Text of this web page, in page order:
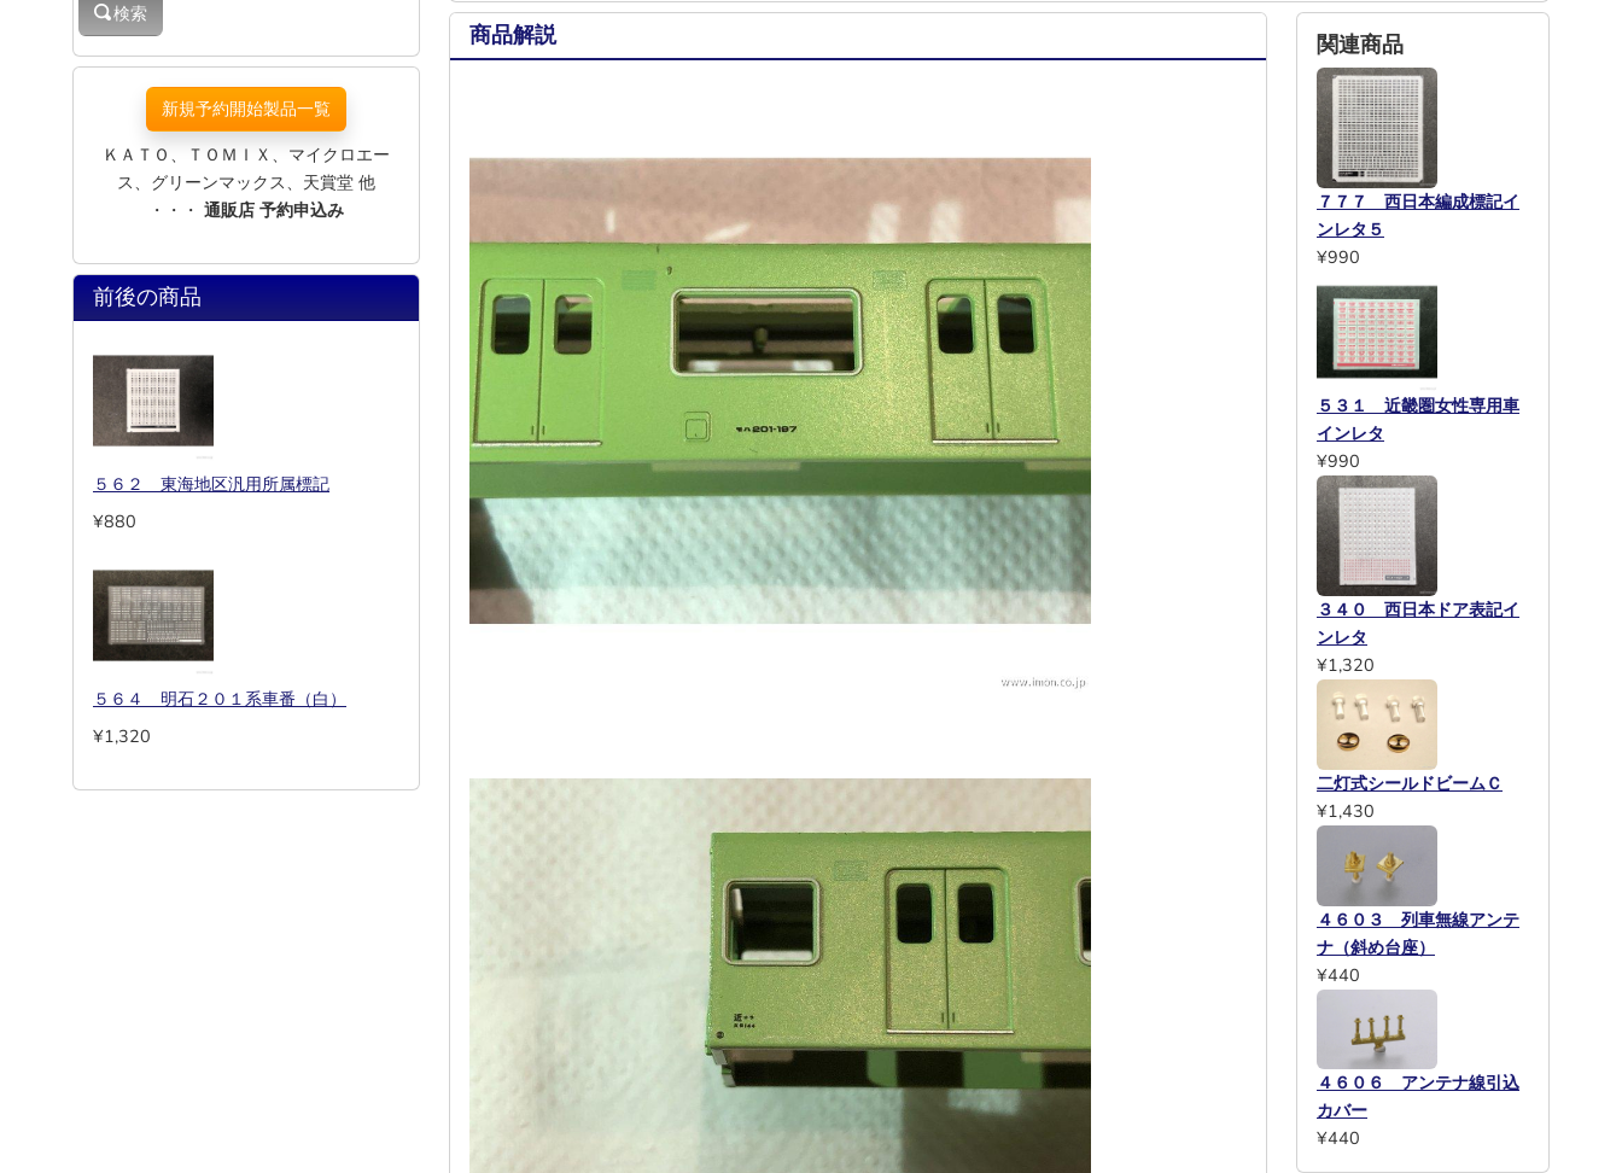
商品解説 関連商品
７７７ 西日本編成標記イ
ンレタ５
¥990
５３１ 近畿圏女性専用車
インレタ
¥990
３４０ 西日本ドア表記イ
ンレタ
¥1,320
二灯式シールドビームＣ
¥1,430
４６０３ 列車無線アンテ
ナ（斜め台座）
¥440
４６０６ アンテナ線引込
カバー
¥440
検索
新規予約開始製品一覧
ＫＡＴＯ、ＴＯＭＩＸ、マイクロエー
ス、グリーンマックス、天賞堂 他
・・・ 通販店 予約申込み
前後の商品
５６２ 東海地区汎用所属標記
¥880
５６４ 明石２０１系車番（白）
¥1,320